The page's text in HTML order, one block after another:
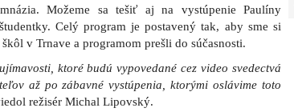
Možeme sa tešiť aj na vystúpenie Paulíny
Celý program je postavený tak, aby sme si
v Trnave a programom prešli do súčasnosti.
ktoré budú vypovedané cez video svedectvá
až po zábavné vystúpenia, ktorými oslávime toto
režisér Michal Lipovský.